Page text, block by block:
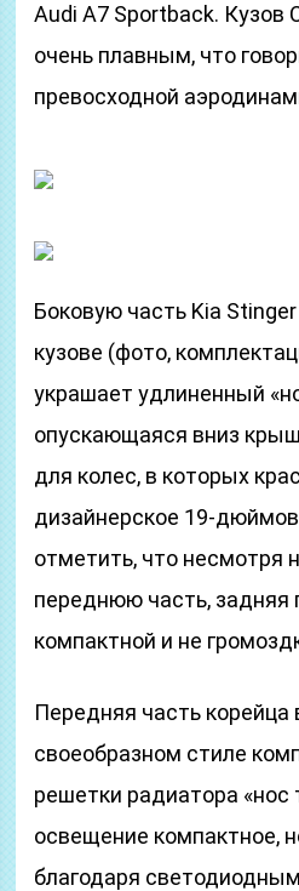
Audi A7 Sportback. Кузов
очень плавным, что
превосходной
Боковую часть Kia
кузове (фото,
украшает удлиненный
опускающаяся вниз
для колес, в которых
дизайнерское 19-
отметить, что несмотря
переднюю часть, задняя
компактной и не
Передняя часть корейца
своеобразном стиле
решетки радиатора «нос
освещение компактное,
благодаря